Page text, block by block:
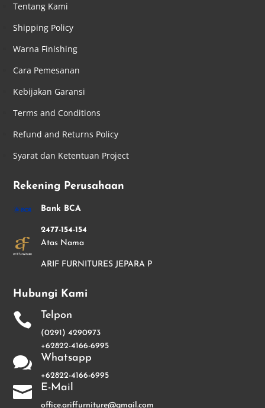
Tentang Kami
Shipping Policy
Warna Finishing
Cara Pemesanan
Kebijakan Garansi
Terms and Conditions
Refund and Returns Policy
Syarat dan Ketentuan Project
Rekening Perusahaan
Bank BCA
2477-154-154
Atas Nama
ARIF FURNITURES JEPARA P
Hubungi Kami
 Telpon
(0291) 4290973
+62822-4166-6995
 Whatsapp
+62822-4166-6995
 E-Mail
office.ariffurniture@gmail.com